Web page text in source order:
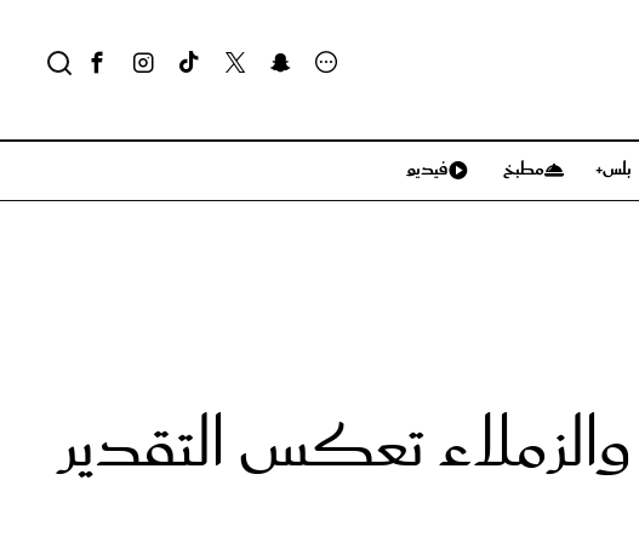
بلس+ مطبخ فيديو
تعكس التقدير